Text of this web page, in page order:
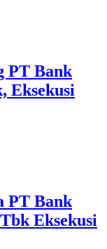
PT Bank
Eksekusi
PT Bank
Eksekusi